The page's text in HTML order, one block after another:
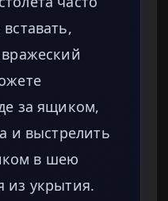
вражеский
за ящиком,
и выстрелить
в шею
из укрытия.